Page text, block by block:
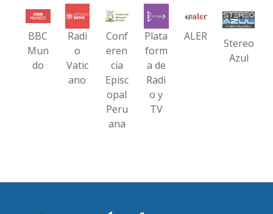
BBC
Mun
do
Radi
o
Vatic
ano
Conf
eren
cia
Episc
opal
Peru
ana
Plata
form
a de
Radi
o y
TV
ALER
Stereo
Azul